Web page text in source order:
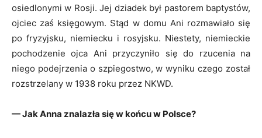
osiedlonymi w Rosji. Jej dziadek był pastorem baptystów,
ojciec zaś księgowym. Stąd w domu Ani rozmawiało się
po fryzyjsku, niemiecku i rosyjsku. Niestety, niemieckie
pochodzenie ojca Ani przyczyniło się do rzucenia na
niego podejrzenia o szpiegostwo, w wyniku czego został
rozstrzelany w 1938 roku przez NKWD.
— Jak Anna znalazła się w końcu w Polsce?